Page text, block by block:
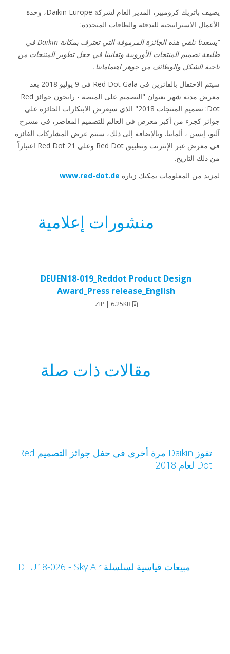
يضيف باتريك كرومبيز، المدير العام لشركة Daikin Europe، وحدة
الاستراتيجية للتدفئة والطاقات المتجددة:
"يسعدنا تلقي هذه الجائزة المرموقة التي تعترف بمكانة Daikin في
تصميم المنتجات الأوروبية وتفانينا في جعل تطوير المنتجات من
الشكل والوظائف من جوهر اهتماماتنا.
سيتم الاحتفال بالفائزين في Red Dot Gala في 9 يوليو 2018 بعد
معرض مدته شهر بعنوان "التصميم على المنصة - رابحون جوائز Red
Dot: تصميم المنتجات 2018" الذي سيعرض الابتكارات الحائزة على
كجزء من أكبر معرض في العالم للتصميم المعاصر، في مسرح
إيسن ، ألمانيا. وبالإضافة إلى ذلك، سيتم عرض المشاركات الفائزة
في معرض عبر الإنترنت وتطبيق Red Dot وعلى Red Dot 21 اعتباراً
التاريخ.
من المعلومات يمكنك زيارة www.red-dot.de
منشورات إعلامية
DEUEN18-019_Reddot Product Design
Award_Press release_English
مقالات ذات صلة
تفوز Daikin مرة أخرى في حفل جوائز التصميم Red
مبيعات قياسية لسلسلة Sky Air‏ - DEU18-026